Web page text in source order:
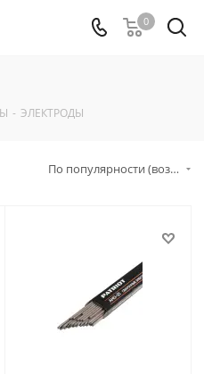
0
- ЭЛЕКТРОДЫ
По популярности (возрастание)